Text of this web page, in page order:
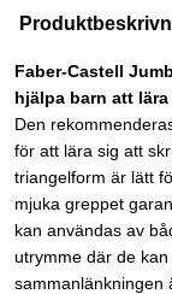
Faber-Castell
hjälpa barn att
Den
för att lära sig att
triangelform är lätt
mjuka greppet
kan användas av
utrymme där de
sammanlänkningen